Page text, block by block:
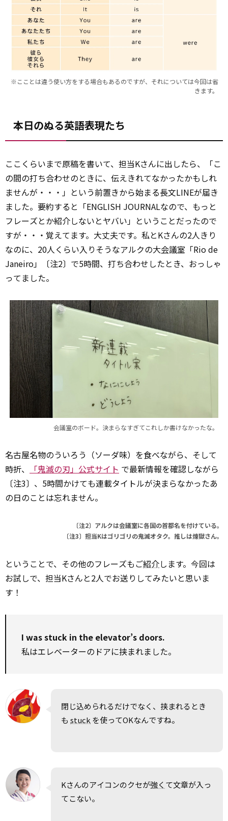
※こことは違う使い方をする場合もあるのですが、それについては今回は省
きます。
本日のぬる英語表現たち
ここくらいまで原稿を書いて、担当Kさんに出したら、「こ
の間の打ち合わせのときに、伝えきれてなかったかもしれ
ませんが・・・」という前置きから始まる長文LINEが届き
ました。要約すると「ENGLISH JOURNALなので、もっと
フレーズとか紹介しないとヤバい」ということだったので
すが・・・覚えてます。大丈夫です。私とKさんの2人きり
なのに、20人くらい入りそうなアルクの大会議室「Rio de
Janeiro」〔注2〕で5時間、打ち合わせしたとき、おっしゃ
ってました。
会議室のボード。決まらなすぎてこれしか書けなかったな。
名古屋名物のういろう（ソーダ味）を食べながら、そして
時折、
「鬼滅の刃」公式サイト で最新情報を確認しながら
〔注3〕、5時間かけても連載タイトルが決まらなかったあ
の日のことは忘れません。
〔注2〕アルクは会議室に各国の首都名を付けている。
〔注3〕担当Kはゴリゴリの鬼滅オタク。推しは煉獄さん。
ということで、その他のフレーズもご紹介します。今回は
お試しで、担当Kさんと2人でお送りしてみたいと思いま
す！
I was stuck in the elevator’s doors.
私はエレベーターのドアに挟まれました。
閉じ込められるだけでなく、挟まれるとき
も stuck を使ってOKなんですね。
Kさんのアイコンのクセが強く て文章が入っ
てこない。